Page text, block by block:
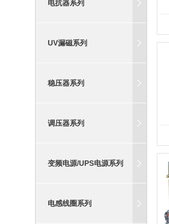
电抗器系列
UV漏磁系列
稳压器系列
调压器系列
变频电源/UPS电源系列
电感线圈系列